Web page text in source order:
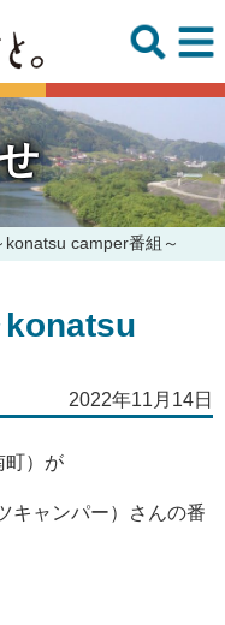
camper番組～
konatsu
2022年11月14日
町）が
キャンパー）さんの番